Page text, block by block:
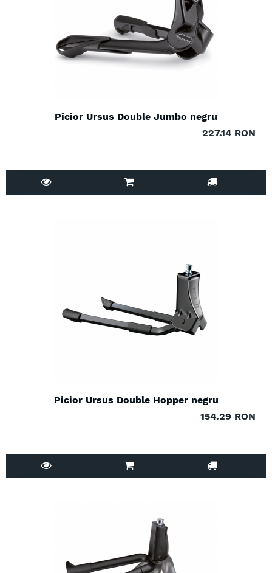
Picior Ursus Double Jumbo negru
227.14 RON
Picior Ursus Double Hopper negru
154.29 RON